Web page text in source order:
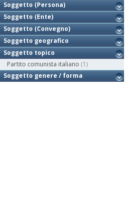
Soggetto (Persona)
Soggetto (Ente)
Soggetto (Convegno)
Soggetto geografico
Soggetto topico
Partito comunista italiano (1)
Soggetto genere / forma